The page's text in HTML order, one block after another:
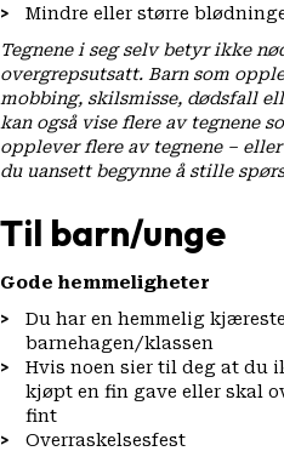
Mindre eller større
Tegnene i seg selv betyr ikke
overgrepsutsatt. Barn som
mobbing, skilsmisse, dødsfall
kan også vise flere av tegnene
opplever flere av tegnene –
du uansett begynne å stille
Til barn/unge
Gode hemmeligheter
Du har en hemmelig
barnehagen/klassen
Hvis noen sier til deg at du
kjøpt en fin gave eller skal
fint
Overraskelsesfest